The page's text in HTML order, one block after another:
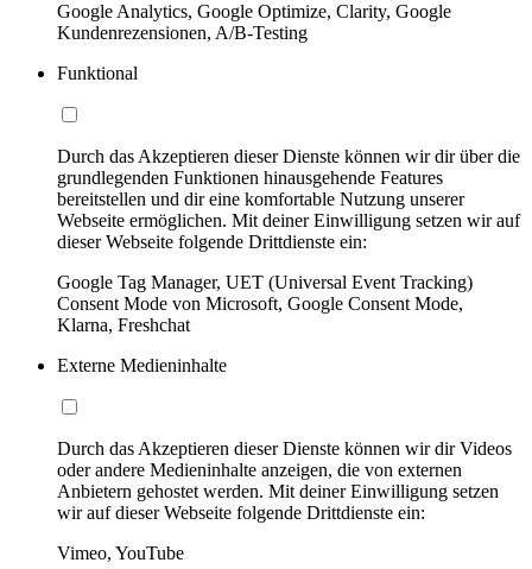
Google Analytics, Google Optimize, Clarity, Google
Kundenrezensionen, A/B-Testing
Funktional
Durch das Akzeptieren dieser Dienste können wir dir über die
grundlegenden Funktionen hinausgehende Features
bereitstellen und dir eine komfortable Nutzung unserer
Webseite ermöglichen. Mit deiner Einwilligung setzen wir auf
dieser Webseite folgende Drittdienste ein:
Google Tag Manager, UET (Universal Event Tracking)
Consent Mode von Microsoft, Google Consent Mode,
Klarna, Freshchat
Externe Medieninhalte
Durch das Akzeptieren dieser Dienste können wir dir Videos
oder andere Medieninhalte anzeigen, die von externen
Anbietern gehostet werden. Mit deiner Einwilligung setzen
wir auf dieser Webseite folgende Drittdienste ein:
Vimeo, YouTube